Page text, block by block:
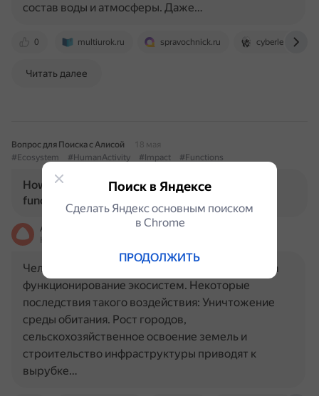
0 multiurok.ru spravochnick.ru cyberleninka.ru
состав воды и атмосферы. Даже…
Читать далее
Вопрос для Поиска с Алисой
18 мая
#Ecosystem
#HumanActivity #Impact #Functions
How does human activity impact ecosystem
functions?
Алиса
Человеческая деятельность серьёзно влияет на
функционирование экосистем. Некоторые
последствия такого воздействия: Уничтожение
среды обитания. Рост городов,
сельскохозяйственное освоение земель и
строительство инфраструктуры приводят к
вырубке…
Поиск в Яндексе
Сделать Яндекс основным поиском
в Сhrome
ПРОДОЛЖИТЬ